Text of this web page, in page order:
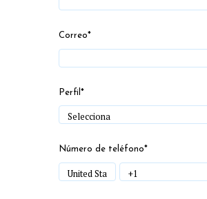
Correo*
Perfil *
Número de teléfono*